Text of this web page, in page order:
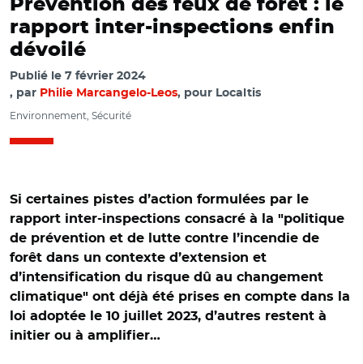
Prévention des feux de forêt : le
rapport inter-inspections enfin
dévoilé
Publié le 7 février 2024
par Philie Marcangelo-Leos, pour Localtis
Environnement, Sécurité
Si certaines pistes d’action formulées par le
rapport inter-inspections consacré à la "politique
de prévention et de lutte contre l’incendie de
forêt dans un contexte d’extension et
d’intensification du risque dû au changement
climatique" ont déjà été prises en compte dans la
loi adoptée le 10 juillet 2023, d’autres restent à
initier ou à amplifier…